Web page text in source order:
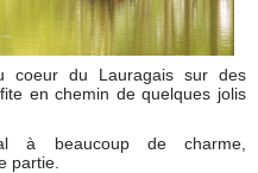
coeur du Lauragais sur des
en chemin de quelques jolis
beaucoup de charme,
partie.